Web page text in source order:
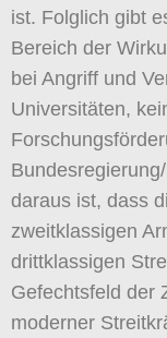
ist. Folglich gibt
Bereich der
bei Angriff und
Universitäten,
daraus ist, dass
zweitklassigen
drittklassigen
Gefechtsfeld der
moderner